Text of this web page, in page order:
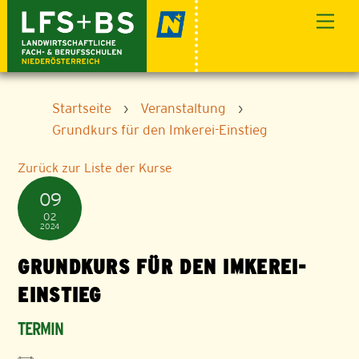
content
Startseite › Veranstaltung
›
Grundkurs für den Imkerei-Einstieg
Zurück zur Liste der Kurse
09
02
2024
GRUNDKURS FÜR DEN IMKEREI-
EINSTIEG
TERMIN